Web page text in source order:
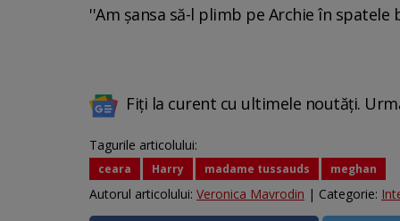
''Am şansa să-l plimb pe Archie în
Fiți la curent cu ultimele noutăți.
Tagurile articolului:
ceara Harry madame tussauds meghan
Autorul articolului: Veronica Mavrodin | Categorie: